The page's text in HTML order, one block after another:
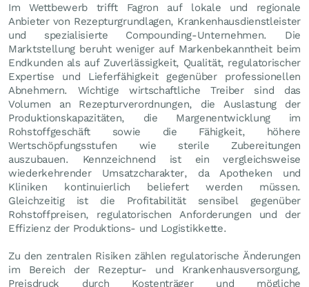
Im Wettbewerb trifft Fagron auf lokale und regionale
Anbieter von Rezepturgrundlagen, Krankenhausdienstleister
und spezialisierte Compounding-Unternehmen. Die
Marktstellung beruht weniger auf Markenbekanntheit beim
Endkunden als auf Zuverlässigkeit, Qualität, regulatorischer
Expertise und Lieferfähigkeit gegenüber professionellen
Abnehmern. Wichtige wirtschaftliche Treiber sind das
Volumen an Rezepturverordnungen, die Auslastung der
Produktionskapazitäten, die Margenentwicklung im
Rohstoffgeschäft sowie die Fähigkeit, höhere
Wertschöpfungsstufen wie sterile Zubereitungen
auszubauen. Kennzeichnend ist ein vergleichsweise
wiederkehrender Umsatzcharakter, da Apotheken und
Kliniken kontinuierlich beliefert werden müssen.
Gleichzeitig ist die Profitabilität sensibel gegenüber
Rohstoffpreisen, regulatorischen Anforderungen und der
Effizienz der Produktions- und Logistikkette.
Zu den zentralen Risiken zählen regulatorische Änderungen
im Bereich der Rezeptur- und Krankenhausversorgung,
Preisdruck durch Kostenträger und mögliche